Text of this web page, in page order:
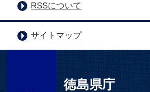
RSSについて
サイトマップ
徳島県庁